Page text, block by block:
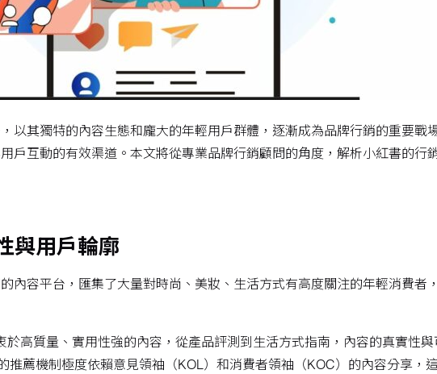
以其獨特的內容生態和龐大的年輕用戶群體，逐漸成為品牌行銷的重要戰
戶互動的有效渠道。本文將從專業品牌行銷顧問的角度，解析小紅書的行
與用戶輪廓
內容平台，匯集了大量對時尚、美妝、生活方式有高度關注的年輕消費者
於高質量、實用性強的內容，從產品評測到生活方式指南，內容的真實性
推薦機制極度依賴意見領袖（KOL）和消費者領袖（KOC）的內容分享，